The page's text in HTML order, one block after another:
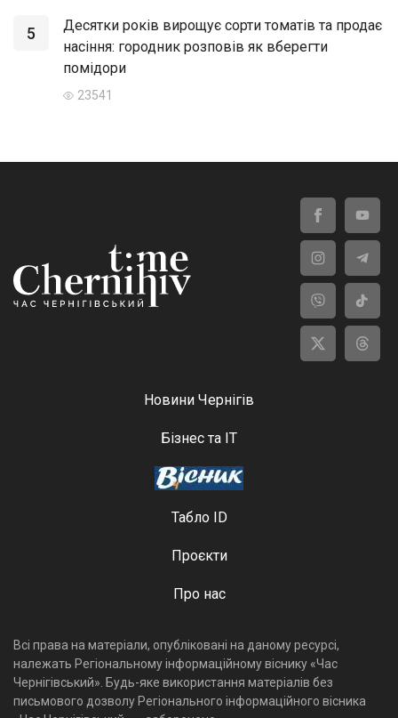
5
Десятки років вирощує сорти томатів та продає
насіння: городник розповів як вберегти
помідори
23541
Новини Чернігів
Бізнес та ІТ
Табло ID
Проєкти
Про нас
Всі права на матеріали, опубліковані на даному ресурсі,
належать Регіональному інформаційному віснику «Час
Чернігівський». Будь-яке використання матеріалів без
письмового дозволу Регіонального інформаційного вісника